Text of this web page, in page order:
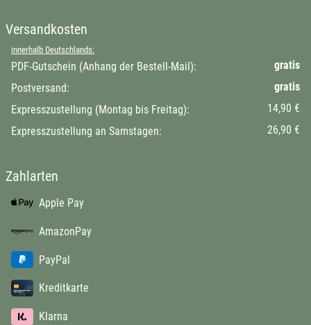
Versandkosten
innerhalb Deutschlands:
PDF-Gutschein (Anhang der Bestell-Mail):
gratis
Postversand:
gratis
Expresszustellung (Montag bis Freitag):
14,90 €
Expresszustellung an Samstagen:
26,90 €
Zahlarten
Apple Pay
AmazonPay
PayPal
Kreditkarte
Klarna